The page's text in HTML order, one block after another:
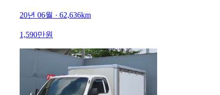
20년 06월 · 62,636km
1,590만원